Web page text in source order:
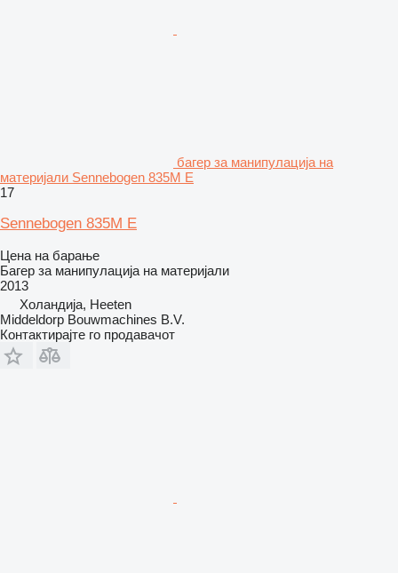
багер за манипулација на
материјали Sennebogen 835M E
17
Sennebogen 835M E
Цена на барање
Багер за манипулација на материјали
2013
Холандија, Heeten
Middeldorp Bouwmachines B.V.
Контактирајте го продавачот